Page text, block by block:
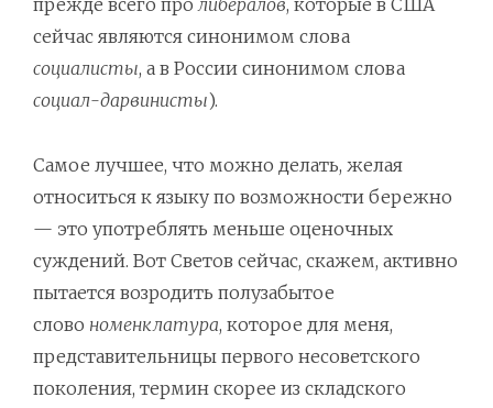
прежде всего пролибералов, которые в США
сейчас являются синонимом слова
социалисты, а в России синонимом слова
социал-дарвинисты).
Самое лучшее, что можно делать, желая
относиться к языку по возможности бережно
— это употреблять меньше оценочных
суждений. Вот Светов сейчас, скажем, активно
пытается возродить полузабытое
слово номенклатура, которое для меня,
представительницы первого несоветского
поколения, термин скорее из складского